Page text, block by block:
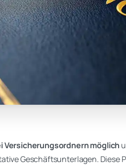
Versicherungsordnern möglich
Geschäftsunterlagen. Diese